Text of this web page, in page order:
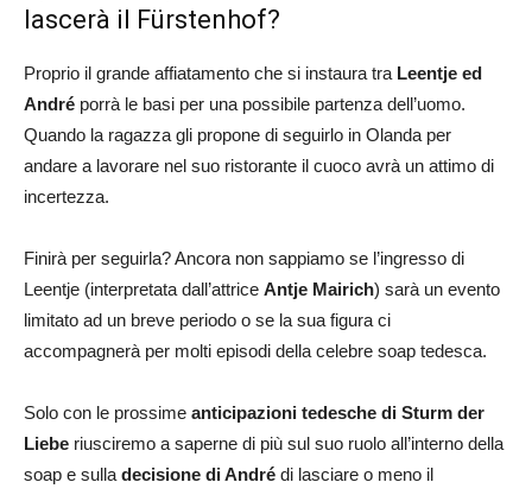
lascerà il Fürstenhof?
Proprio il grande affiatamento che si instaura tra Leentje ed
André porrà le basi per una possibile partenza dell’uomo.
Quando la ragazza gli propone di seguirlo in Olanda per
andare a lavorare nel suo ristorante il cuoco avrà un attimo di
incertezza.
Finirà per seguirla? Ancora non sappiamo se l’ingresso di
Leentje (interpretata dall’attrice Antje Mairich) sarà un evento
limitato ad un breve periodo o se la sua figura ci
accompagnerà per molti episodi della celebre soap tedesca.
Solo con le prossime anticipazioni tedesche di Sturm der
Liebe riusciremo a saperne di più sul suo ruolo all’interno della
soap e sulla decisione di André di lasciare o meno il